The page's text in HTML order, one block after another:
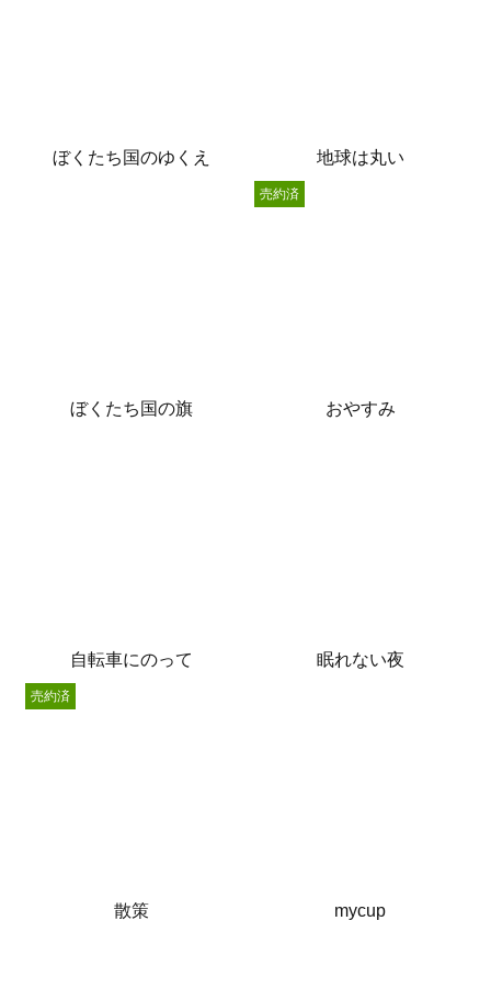
ぼくたち国のゆくえ 地球は丸い
ぼくたち国の旗 おやすみ
売約済
自転車にのって 眠れない夜
散策
売約済
mycup